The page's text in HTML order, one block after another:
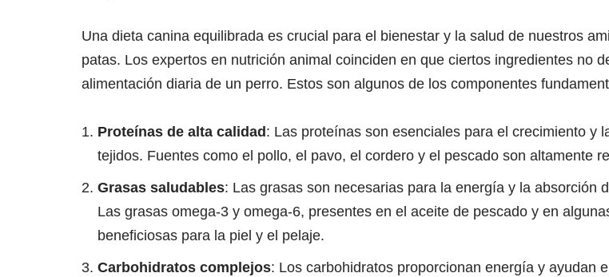
Una dieta canina equilibrada es crucial para el bienestar y la salud de nuestros
patas. Los expertos en nutrición animal coinciden en que ciertos ingredientes no
alimentación diaria de un perro. Estos son algunos de los componentes
Proteínas de alta calidad : Las proteínas son esenciales para el crecimiento y
tejidos. Fuentes como el pollo, el pavo, el cordero y el pescado son altamente
Grasas saludables: Las grasas son necesarias para la energía y la absorción
Las grasas omega-3 y omega-6, presentes en el aceite de pescado y en
beneficiosas para la piel y el pelaje.
Carbohidratos complejos: Los carbohidratos proporcionan energía y ayudan